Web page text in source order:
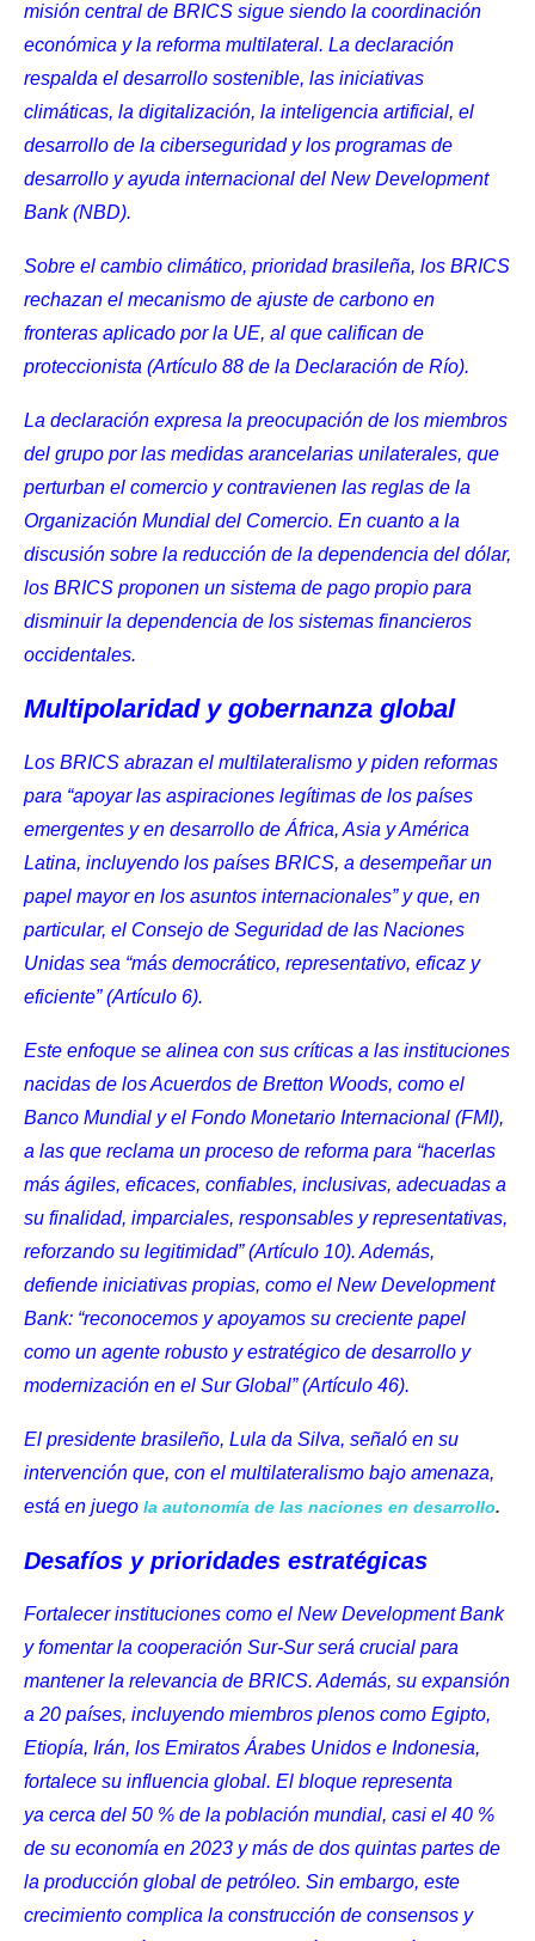
misión central de BRICS sigue siendo la coordinación
económica y la reforma multilateral. La declaración
respalda el desarrollo sostenible, las iniciativas
climáticas, la digitalización, la inteligencia artificial, el
desarrollo de la ciberseguridad y los programas de
desarrollo y ayuda internacional del New Development
Bank(NBD).
Sobre el cambio climático, prioridad brasileña, los BRICS
rechazan el mecanismo de ajuste de carbono en
fronteras aplicado por la UE, al que califican de
proteccionista (Artículo 88 de la Declaración de Río).
La declaración expresa la preocupación de los miembros
del grupo por las medidas arancelarias unilaterales, que
perturban el comercio y contravienen las reglas de la
Organización Mundial del Comercio. En cuanto a la
discusión sobre la reducción de la dependencia del dólar,
los BRICS proponen un sistema de pago propio para
disminuir la dependencia de los sistemas financieros
occidentales.
Multipolaridad y gobernanza global
Los BRICS abrazan el multilateralismo y piden reformas
para “apoyar las aspiraciones legítimas de los países
emergentes y en desarrollo de África, Asia y América
Latina, incluyendo los países BRICS, a desempeñar un
papel mayor en los asuntos internacionales” y que, en
particular, el Consejo de Seguridad de las Naciones
Unidas sea “más democrático, representativo, eficaz y
eficiente” (Artículo 6).
Este enfoque se alinea con sus críticas a las instituciones
nacidas de los Acuerdos de Bretton Woods, como el
Banco Mundial y el Fondo Monetario Internacional (FMI),
a las que reclama un proceso de reforma para “hacerlas
más ágiles, eficaces, confiables, inclusivas, adecuadas a
su finalidad, imparciales, responsables y representativas,
reforzando su legitimidad” (Artículo 10). Además,
defiende iniciativas propias, como el New Development
Bank: “reconocemos y apoyamos su creciente papel
como un agente robusto y estratégico de desarrollo y
modernización en el Sur Global” (Artículo 46).
El presidente brasileño, Lula da Silva, señaló en su
intervención que, con el multilateralismo bajo amenaza,
está en juego la autonomía de las naciones en desarrollo.
Desafíos y prioridades estratégicas
Fortalecer instituciones como el New Development Bank
y fomentar la cooperación Sur-Sur será crucial para
mantener la relevancia de BRICS. Además, su expansión
a 20 países, incluyendo miembros plenos como Egipto,
Etiopía, Irán, los Emiratos Árabes Unidos e Indonesia,
fortalece su influencia global. El bloque representa
ya cerca del 50 % de la población mundial, casi el 40 %
de su economía en 2023 y más de dos quintas partes de
la producción global de petróleo. Sin embargo, este
crecimiento complica la construcción de consensos y